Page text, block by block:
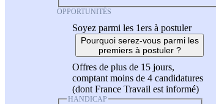
OPPORTUNITÉS
Soyez parmi les 1ers à postuler
Pourquoi serez-vous parmi les
premiers à postuler ?
Offres de plus de 15 jours,
comptant moins de 4 candidatures
(dont France Travail est informé)
HANDICAP